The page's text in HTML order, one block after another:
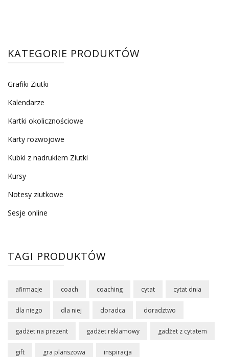
KATEGORIE PRODUKTÓW
Grafiki Ziutki
Kalendarze
Kartki okolicznościowe
Karty rozwojowe
Kubki z nadrukiem Ziutki
Kursy
Notesy ziutkowe
Sesje online
TAGI PRODUKTÓW
afirmacje coach coaching cytat cytat dnia
dla niego dla niej doradca doradztwo
gadżet na prezent gadżet reklamowy gadżet z cytatem
gift gra planszowa inspiracja